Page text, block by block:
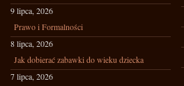
9 lipca, 2026
Prawo i Formalności
8 lipca, 2026
Jak dobierać zabawki do wieku dziecka
7 lipca, 2026